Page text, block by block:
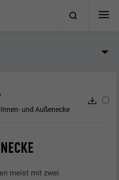
Innen- und Außenecke
meist mit zwei